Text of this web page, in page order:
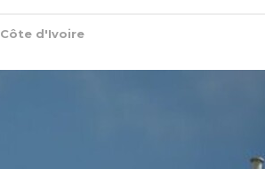
Côte d'Ivoire